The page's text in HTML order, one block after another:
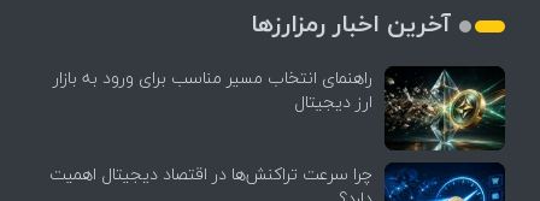
آخرین اخبار رمزارزها
راهنمای انتخاب مسیر مناسب برای ورود به بازار
ارز دیجیتال
چرا سرعت تراکنش‌ها در اقتصاد دیجیتال اهمیت